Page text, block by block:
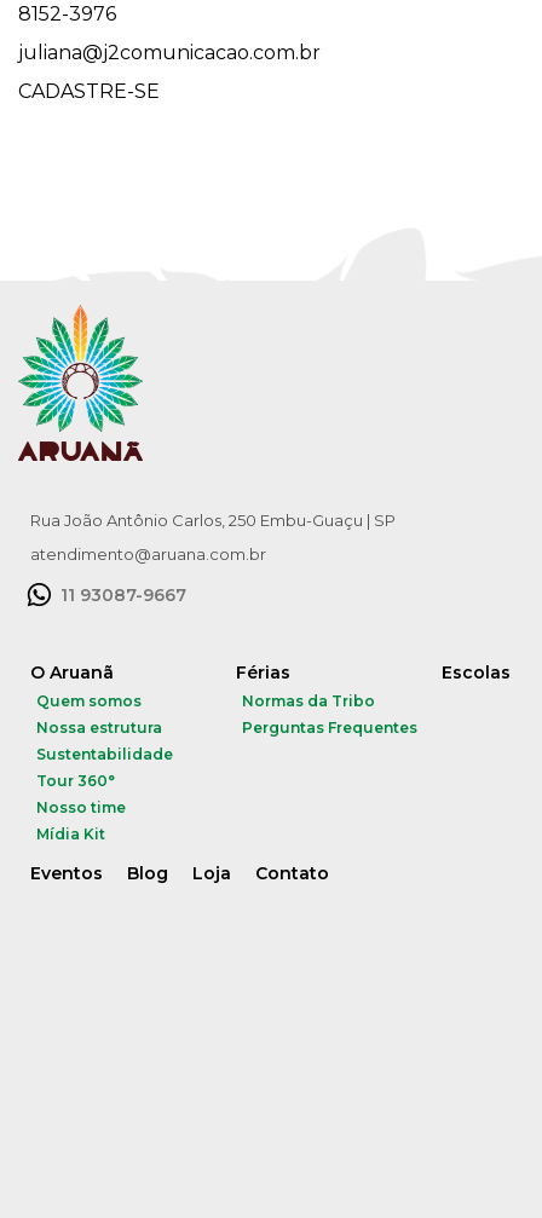
8152-3976
juliana@j2comunicacao.com.br
CADASTRE-SE
Rua João Antônio Carlos, 250 Embu-Guaçu | SP
atendimento@aruana.com.br
11 93087-9667
O Aruanã
Quem somos
Nossa estrutura
Sustentabilidade
Tour 360°
Nosso time
Mídia Kit
Férias
Normas da Tribo
Perguntas Frequentes
Escolas
Eventos Blog Loja Contato